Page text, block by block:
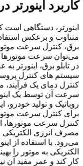
کاربرد اینورتر
اینورتر، دستگاهی است
متناوب و برعکس
برق، کنترل سرعت
می‌توان سرعت موتورها
در تابلو برق، اینورتر
سیستم های کنترل
کنترل دمای یک فرآیند،
سرعت آن توسط یک
روباتیک و تولید
برای کنترل سرعت
کنترل سرعت موتور‌ها،
مصرف انرژی الکتریکی
می‌رود. با استفاده از
الکتریکی به موتور را
کار کند و عمر مفید آن